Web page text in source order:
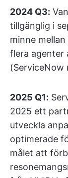
2024 Q3:
tillgänglig i
minne
flera agenter
(ServiceNow
2025 Q1:
2025 ett
utveckla
optimerade
målet att